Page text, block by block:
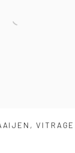
,VITRAGE